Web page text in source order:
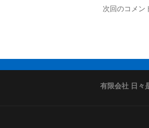
次回のコメン
有限会社 日々